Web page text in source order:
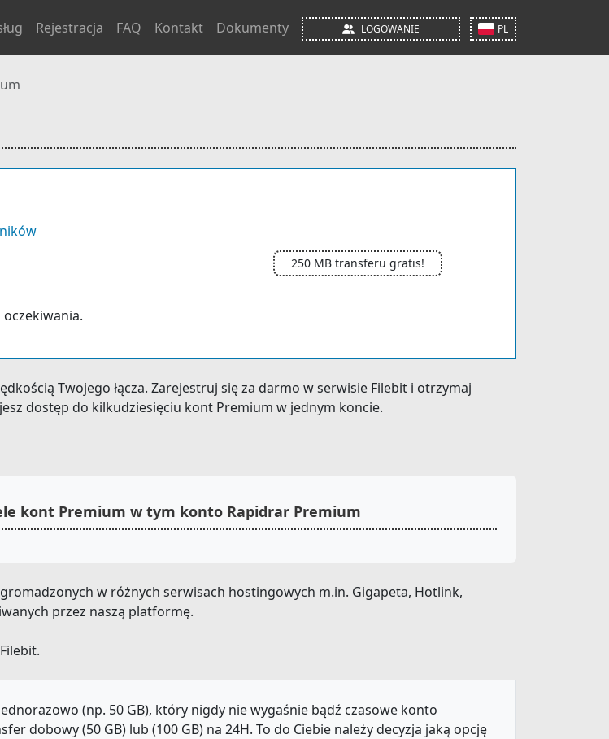
Rejestracja FAQ Kontakt Dokumenty LOGOWANIE PL
250 MB transferu gratis!
Twojego łącza. Zarejestruj się za darmo w serwisie Filebit i otrzymaj
dostęp do kilkudziesięciu kont Premium w jednym koncie.
kont Premium w tym konto Rapidrar Premium
w różnych serwisach hostingowych m.in. Gigapeta, Hotlink,
przez naszą platformę.
(np. 50 GB), który nigdy nie wygaśnie bądź czasowe konto
dobowy (50 GB) lub (100 GB) na 24H. To do Ciebie należy decyzja jaką opcję